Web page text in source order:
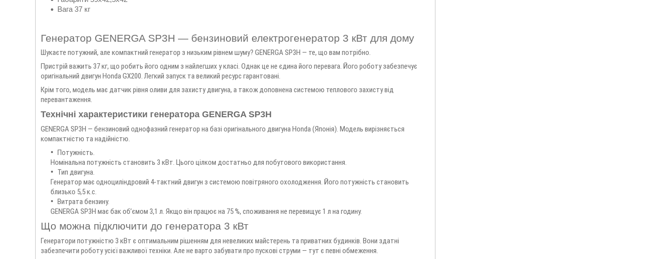
Вага 37 кг
Генератор GENERGA SP3H — бензиновий електрогенератор 3 кВт для дому
Шукаєте потужний, але компактний генератор з низьким рівнем шуму? GENERGA SP3H — те, що вам потрібно.
Пристрій важить 37 кг, що робить його одним з найлегших у класі. Однак це не єдина його перевага. Його роботу забезпечує
оригінальний двигун Honda GX200. Легкий запуск та великий ресурс гарантовані.
Крім того, модель має датчик рівня оливи для захисту двигуна, а також доповнена системою теплового захисту від
перевантаження.
Технічні характеристики генератора GENERGA SP3H
GENERGA SP3H — бензиновий однофазний генератор на базі оригінального двигуна Honda (Японія). Модель вирізняється
компактністю та надійністю.
Потужність.
Номінальна потужність становить 3 кВт. Цього цілком достатньо для побутового використання.
Тип двигуна.
Генератор має одноциліндровий 4-тактний двигун з системою повітряного охолодження. Його потужність становить
близько 5,5 к.с.
Витрата бензину.
GENERGA SP3H має бак об’ємом 3,1 л. Якщо він працює на 75 %, споживання не перевищує 1 л на годину.
Що можна підключити до генератора 3 кВт
Генератори потужністю 3 кВт є оптимальним рішенням для невеликих майстерень та приватних будинків. Вони здатні
забезпечити роботу усієї важливої техніки. Але не варто забувати про пускові струми — тут є певні обмеження.